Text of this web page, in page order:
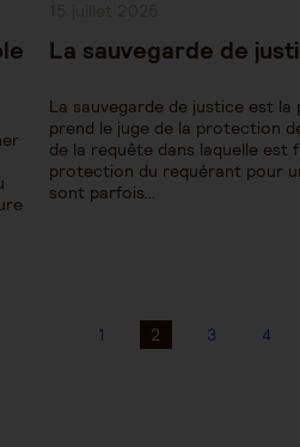
La sauvegarde de
La sauvegarde de justice est la
prend le juge de la protection
de la requête dans laquelle est
protection du requérant pour
sont parfois…
1 2 3 4